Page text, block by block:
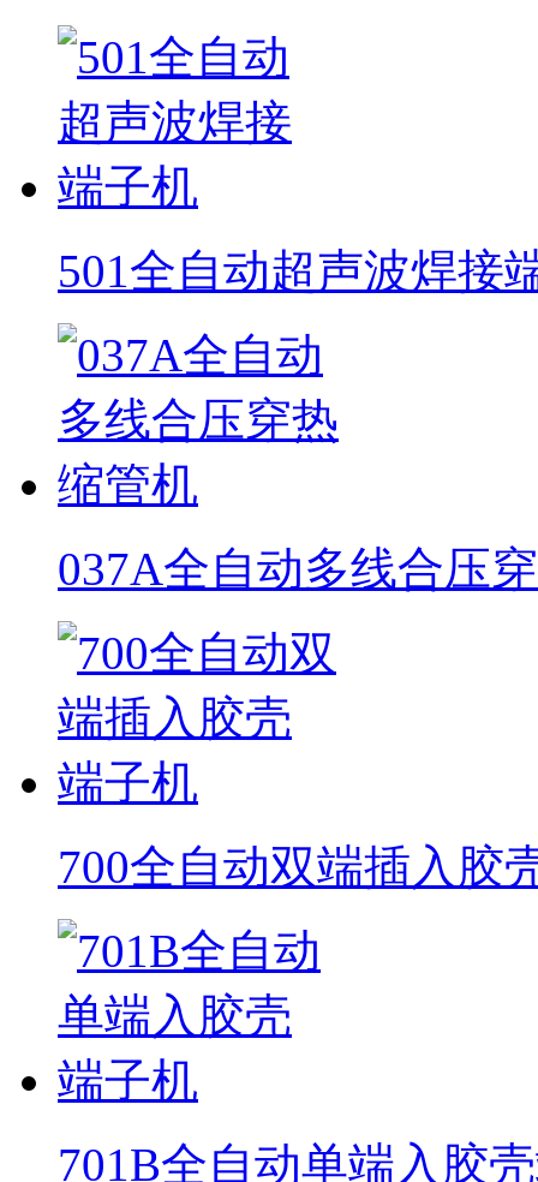
501全自动超声波焊接
037A全自动多线合压
700全自动双端插入胶
701B全自动单端入胶